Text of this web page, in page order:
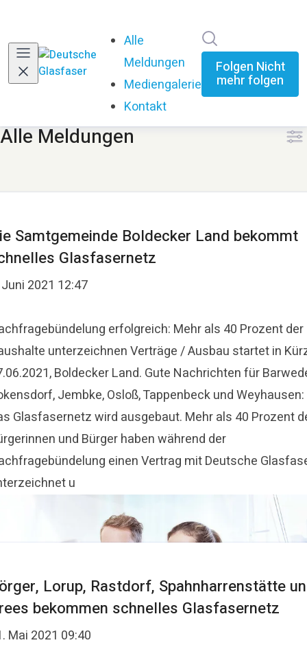
Alle
Meldungen
Mediengalerie
Kontakt
Folgen Nicht
mehr folgen
Alle Meldungen
Samtgemeinde Boldecker Land bekommt
Glasfasernetz
2021 12:47
erfolgreich: Mehr als 40 Prozent der
unterzeichnen Verträge / Ausbau startet in
Boldecker Land. Gute Nachrichten für
Jembke, Osloß, Tappenbeck und Weyhausen:
Glasfasernetz wird ausgebaut. Mehr als 40 Prozent
und Bürger haben während der
einen Vertrag mit Deutsche
u
Lorup, Rastdorf, Spahnharrenstätte
bekommen schnelles Glasfasernetz
Mai 2021 09:40